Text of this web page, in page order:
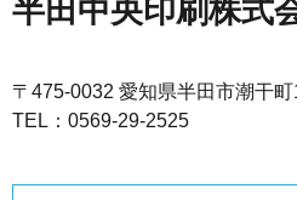
半田中央印刷株式
〒475-0032 愛知県半田市潮干
TEL： 0569-29-2525